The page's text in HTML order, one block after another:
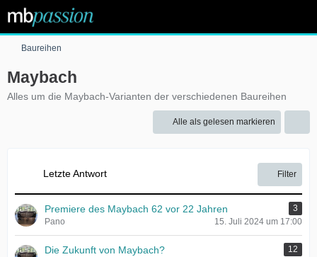
Baureihen
Maybach
Alles um die Maybach-Varianten der verschiedenen Baureihen
Alle als gelesen markieren
Letzte Antwort Filter
Premiere des Maybach 62 vor 22 Jahren
3
Pano
15. Juli 2024 um 17:00
Die Zukunft von Maybach?
12